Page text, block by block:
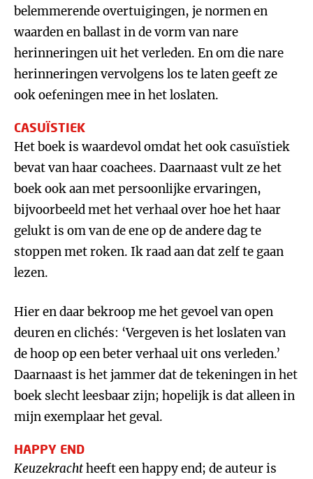
belemmerende overtuigingen, je normen en
waarden en ballast in de vorm van nare
herinneringen uit het verleden. En om die nare
herinneringen vervolgens los te laten geeft ze
ook oefeningen mee in het loslaten.
CASUÏSTIEK
Het boek is waardevol omdat het ook casuïstiek
bevat van haar coachees. Daarnaast vult ze het
boek ook aan met persoonlijke ervaringen,
bijvoorbeeld met het verhaal over hoe het haar
gelukt is om van de ene op de andere dag te
stoppen met roken. Ik raad aan dat zelf te gaan
lezen.
Hier en daar bekroop me het gevoel van open
deuren en clichés: ‘Vergeven is het loslaten van
de hoop op een beter verhaal uit ons verleden.’
Daarnaast is het jammer dat de tekeningen in het
boek slecht leesbaar zijn; hopelijk is dat alleen in
mijn exemplaar het geval.
HAPPY END
Keuzekrachtheeft een happy end; de auteur is